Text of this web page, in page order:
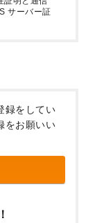
サーバー証
録をしてい
をお願いい